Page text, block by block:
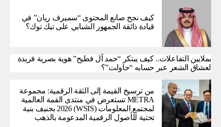
كيف نجح صانع المحتوى “سميرف ريان” في
قيادة ذائقة الجمهور الشبابي على تيك توك؟
بملايين التفاعلات.. كيف يبتكر “حمد آل فطيح” هوية بصرية فريدة
لعشاق الشعر عبر حسابه “حاولت”؟
من ترسيخ القيمة إلى الثقة الرقمية: مجموعة
METRA تستعرض في منتدى القمة العالمية
لمجتمع المعلومات (WSIS) 2026 بجنيف بنية
تحتية للأصول الرقمية المدعومة بالذهب